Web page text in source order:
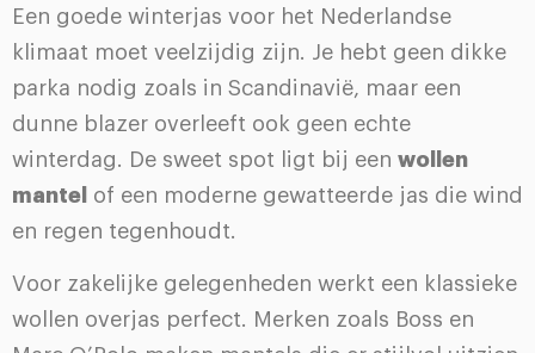
Een goede winterjas voor het Nederlandse
klimaat moet veelzijdig zijn. Je hebt geen dikke
parka nodig zoals in Scandinavië, maar een
dunne blazer overleeft ook geen echte
winterdag. De sweet spot ligt bij een wollen
mantel
of een moderne gewatteerde jas die wind
en regen tegenhoudt.
Voor zakelijke gelegenheden werkt een klassieke
wollen overjas perfect. Merken zoals Boss en